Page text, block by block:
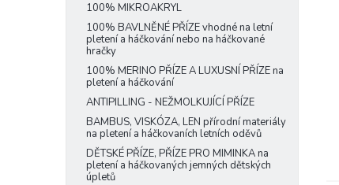
100% MIKROAKRYL
100% BAVLNĚNÉ PŘÍZE vhodné na letní
pletení a háčkování nebo na háčkované
hračky
100% MERINO PŘÍZE A LUXUSNÍ PŘÍZE na
pletení a háčkování
ANTIPILLING - NEŽMOLKUJÍCÍ PŘÍZE
BAMBUS, VISKÓZA, LEN přírodní materiály
na pletení a háčkovaních letních oděvů
DĚTSKÉ PŘÍZE, PŘÍZE PRO MIMINKA na
pletení a háčkovaných jemných dětských
úpletů